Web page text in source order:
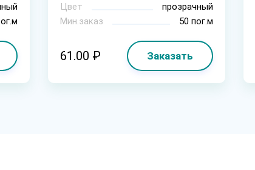
Цвет
прозрачный
Мин.заказ
50 пог.м
61.00 ₽ Заказать